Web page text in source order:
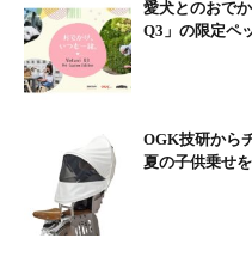
愛犬とのおで
Q3」の限定ペ
OGK技研から
夏の子供乗せ